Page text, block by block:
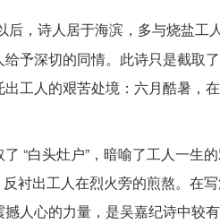
，诗人居于海滨，多与烧盐工
予深切的同情。此诗只是截取
工人的艰苦处境：六月酷暑，
“白头灶户”，暗喻了工人一生
衬出工人在烈火旁的煎熬。在
人心的力量，是吴嘉纪诗中较